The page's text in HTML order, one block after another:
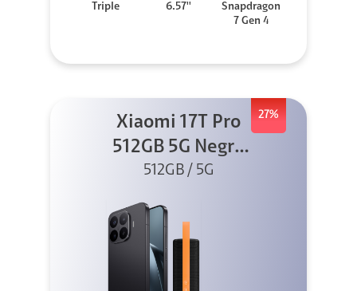
Triple
6.57''
Snapdragon
7 Gen 4
27%
Xiaomi 17T Pro
512GB 5G Negro
+ Sound
512GB / 5G